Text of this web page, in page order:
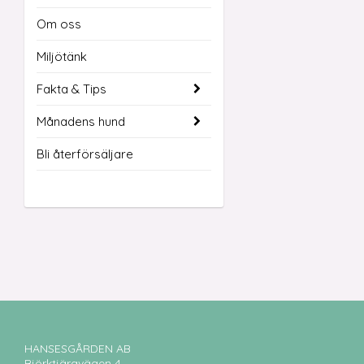
Om oss
Miljötänk
Fakta & Tips
Månadens hund
Bli återförsäljare
HANSESGÅRDEN AB